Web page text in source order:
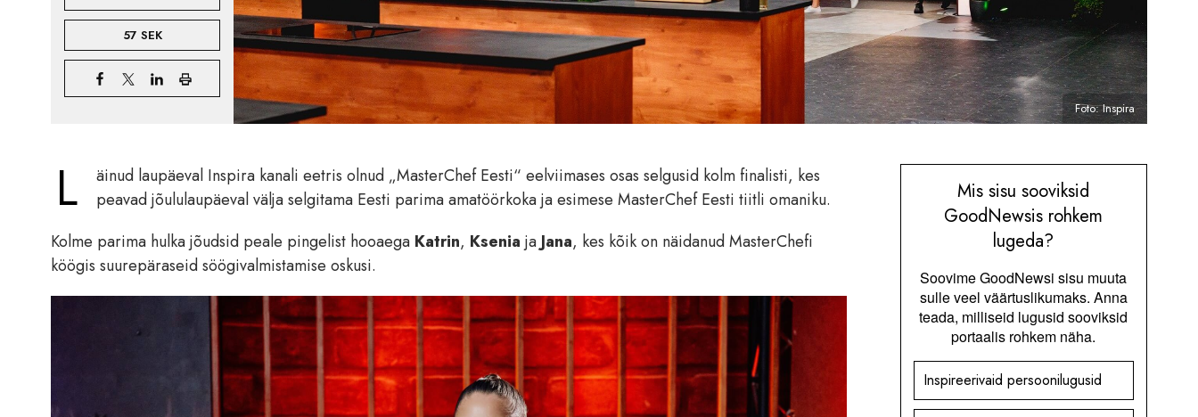
57 SEK
Foto: Inspira
L
äinud laupäeval Inspira kanali eetris olnud „MasterChef Eesti“ eelviimases osas selgusid kolm finalisti, kes
peavad jõululaupäeval välja selgitama Eesti parima amatöörkoka ja esimese MasterChef Eesti tiitli omaniku.
Kolme parima hulka jõudsid peale pingelist hooaega Katrin, Ksenia ja Jana, kes kõik on näidanud MasterChefi
köögis suurepäraseid söögivalmistamise oskusi.
Mis sisu sooviksid
GoodNewsis rohkem
lugeda?
Soovime GoodNewsi sisu muuta
sulle veel väärtuslikumaks. Anna
teada, milliseid lugusid sooviksid
portaalis rohkem näha.
Inspireerivaid persoonilugusid